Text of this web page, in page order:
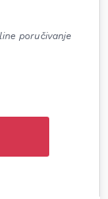
poručivanje